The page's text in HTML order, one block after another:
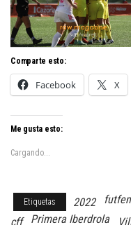
Comparte esto:
Facebook X
Me gusta esto:
Cargando...
Etiquetas 2022
cff
Primera Iberdrola